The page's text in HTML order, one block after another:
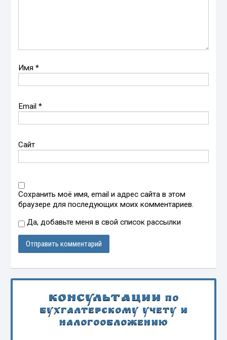
Имя*
Email*
Сайт
Сохранить моё имя, email и адрес сайта в этом
браузере для последующих моих комментариев.
Да, добавьте меня в свой список рассылки
Консультации по
бухгалтерскому учету и
налогообложению